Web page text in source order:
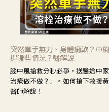
突然單手無力、身體癱軟？中
遇哪些情況？醫解說
腦中風搶救分秒必爭，送醫途中
治療做不做？」。如何搶下救援
醫師解說！